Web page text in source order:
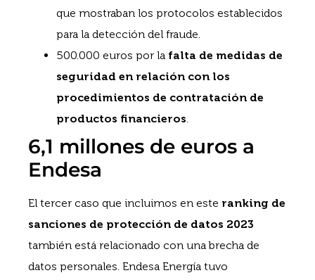
que mostraban los protocolos establecidos
para la detección del fraude.
500.000 euros por la falta de medidas de
seguridad en relación con los
procedimientos de contratación de
productos financieros.
6,1 millones de euros a
Endesa
El tercer caso que incluimos en este ranking de
sanciones de protección de datos 2023
también está relacionado con una brecha de
datos personales. Endesa Energía tuvo